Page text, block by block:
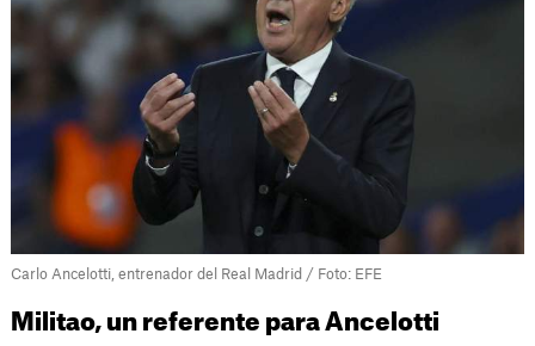
Carlo Ancelotti, entrenador del Real Madrid / Foto: EFE
Militao, un referente para Ancelotti